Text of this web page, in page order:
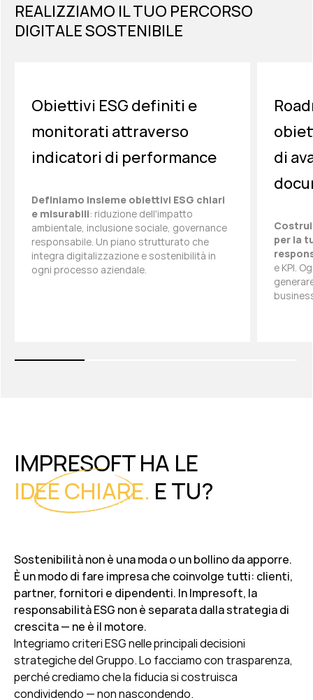
REALIZZIAMO IL TUO PERCORSO
DIGITALE SOSTENIBILE
Obiettivi ESG definiti e
monitorati attraverso
indicatori di performance
Definiamo insieme obiettivi ESG chiari
e misurabili: riduzione dell'impatto
ambientale, inclusione sociale, governance
responsabile. Un piano strutturato che
integra digitalizzazione e sostenibilità in
ogni processo aziendale.
di
per la
e KPI.
IMPRESOFT HA LE
IDEE CHIARE. E TU?
Sostenibilità non è una moda o un bollino da apporre.
È un modo di fare impresa che coinvolge tutti: clienti,
partner, fornitori e dipendenti. In Impresoft, la
responsabilità ESG non è separata dalla strategia di
crescita — ne è il motore.
Integriamo criteri ESG nelle principali decisioni
strategiche del Gruppo.Lo facciamo con trasparenza,
perché crediamo che la fiducia si costruisca
condividendo — non nascondendo.